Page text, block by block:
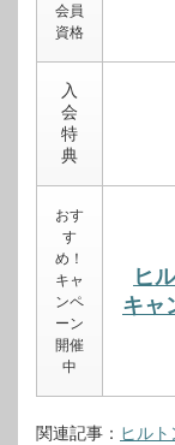
会員
資格
入
会
特
典
おす
す
め！
キャ
ンペ
ーン
開催
中
ヒ
キャ
関連記事： ヒル